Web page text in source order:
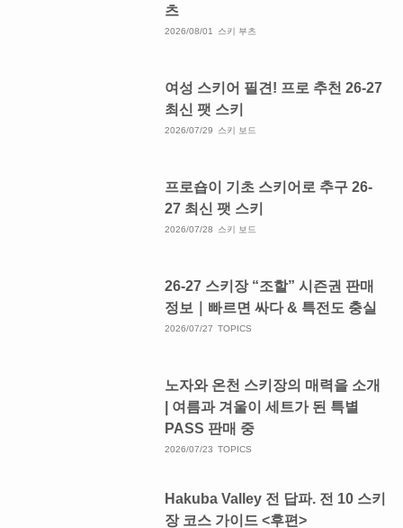
츠
2026/08/01 스키 부츠
여성 스키어 필견! 프로 추천 26-27
최신 팻 스키
2026/07/29 스키 보드
프로숍이 기초 스키어로 추구 26-
27 최신 팻 스키
2026/07/28 스키 보드
26-27 스키장 “조할” 시즌권 판매
정보｜빠르면 싸다 & 특전도 충실
2026/07/27 TOPICS
노자와 온천 스키장의 매력을 소개
| 여름과 겨울이 세트가 된 특별
PASS 판매 중
2026/07/23 TOPICS
Hakuba Valley 전 답파. 전 10 스키
장 코스 가이드 <후편>